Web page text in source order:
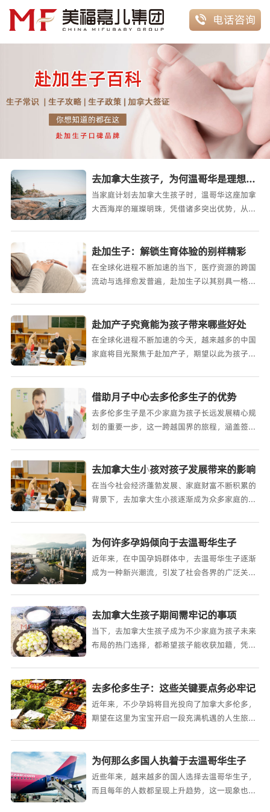
 电话咨询
去加拿大生孩子，为何温哥华是理想之选
当家庭计划去加拿大生孩子时，温哥华这座加拿
大西海岸的璀璨明珠，凭借诸多突出优势，从众
赴加生子：解锁生育体验的别样精彩
在全球化进程不断加速的当下，医疗资源的跨国
流动与选择愈发普遍，赴加生子以其别具一格的
赴加产子究竟能为孩子带来哪些好处
在全球化进程不断加速的今天，越来越多的中国
家庭将目光聚焦于赴加产子，期望以此为孩子铺
借助月子中心去多伦多生子的优势
去多伦多生子是不少家庭为孩子长远发展精心规
划的重要一步，这一跨越国界的旅程，涵盖签证
去加拿大生小孩对孩子发展带来的影响
在当今社会经济蓬勃发展、家庭财富不断积累的
背景下，去加拿大生小孩逐渐成为众多家庭的重
为何许多孕妈倾向于去温哥华生子
近年来，在中国孕妈群体中，去温哥华生子逐渐
成为一种新兴潮流，引发了社会各界的广泛关注
去加拿大生孩子期间需牢记的事项
当下，去加拿大生孩子成为不少家庭为孩子未来
布局的热门选择，都希望孩子能收获加籍，凭借
去多伦多生子：这些关键要点务必牢记
近年来，不少孕妈将目光投向了加拿大多伦多，
期望在这里为宝宝开启一段充满机遇的人生旅
为何那么多国人执着于去温哥华生子
近些年来，越来越多的国人选择去温哥华生子，
而且每年的人数都呈现上升趋势，这一现象也引